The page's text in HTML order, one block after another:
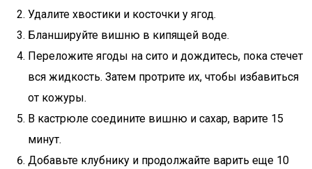
Удалите хвостики и косточки у ягод.
Бланшируйте вишню в кипящей воде.
Переложите ягоды на сито и дождитесь, пока стечет
вся жидкость. Затем протрите их, чтобы избавиться
от кожуры.
В кастрюле соедините вишню и сахар, варите 15
минут.
Добавьте клубнику и продолжайте варить еще 10